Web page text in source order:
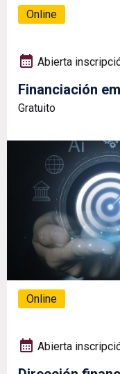
Online
Abierta
Financiación
Gratuito
Online
Abierta